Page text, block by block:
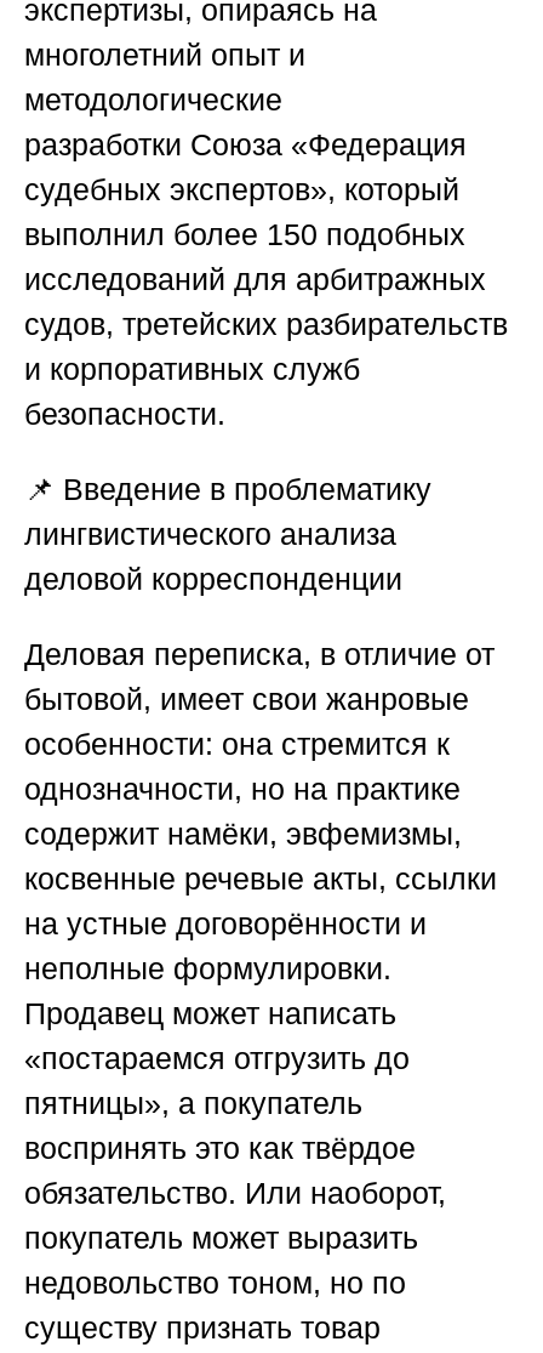
экспертизы, опираясь на
многолетний опыт и
методологические
разработки Союза «Федерация
судебных экспертов», который
выполнил более 150 подобных
исследований для арбитражных
судов, третейских разбирательств
и корпоративных служб
безопасности.
📌 Введение в проблематику
лингвистического анализа
деловой корреспонденции
Деловая переписка, в отличие от
бытовой, имеет свои жанровые
особенности: она стремится к
однозначности, но на практике
содержит намёки, эвфемизмы,
косвенные речевые акты, ссылки
на устные договорённости и
неполные формулировки.
Продавец может написать
«постараемся отгрузить до
пятницы», а покупатель
воспринять это как твёрдое
обязательство. Или наоборот,
покупатель может выразить
недовольство тоном, но по
существу признать товар